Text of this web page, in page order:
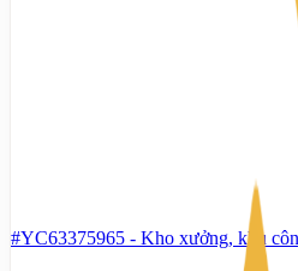
#YC63375965 - Kho xưởng, khu